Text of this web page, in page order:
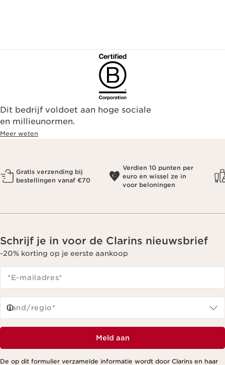
Dit bedrijf voldoet aan hoge sociale
en millieunormen.
Meer weten
Gratis verzending bij
bestellingen vanaf €70
Verdien 10 punten per
euro en wissel ze in
voor beloningen
Schrijf je in voor de Clarins nieuwsbrief
-20% korting op je eerste aankoop
*E-mailadres*
Land/regio*
Meld aan
De op dit formulier verzamelde informatie wordt door Clarins en haar